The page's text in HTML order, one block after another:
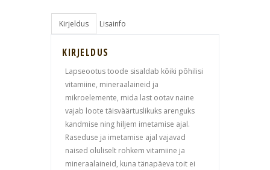
Kirjeldus Lisainfo
KIRJELDUS
Lapseootus toode sisaldab kõiki põhilisi
vitamiine, mineraalaineid ja
mikroelemente, mida last ootav naine
vajab loote täisväärtuslikuks arenguks
kandmise ning hiljem imetamise ajal.
Raseduse ja imetamise ajal vajavad
naised oluliselt rohkem vitamiine ja
mineraalaineid, kuna tänapäeva toit ei